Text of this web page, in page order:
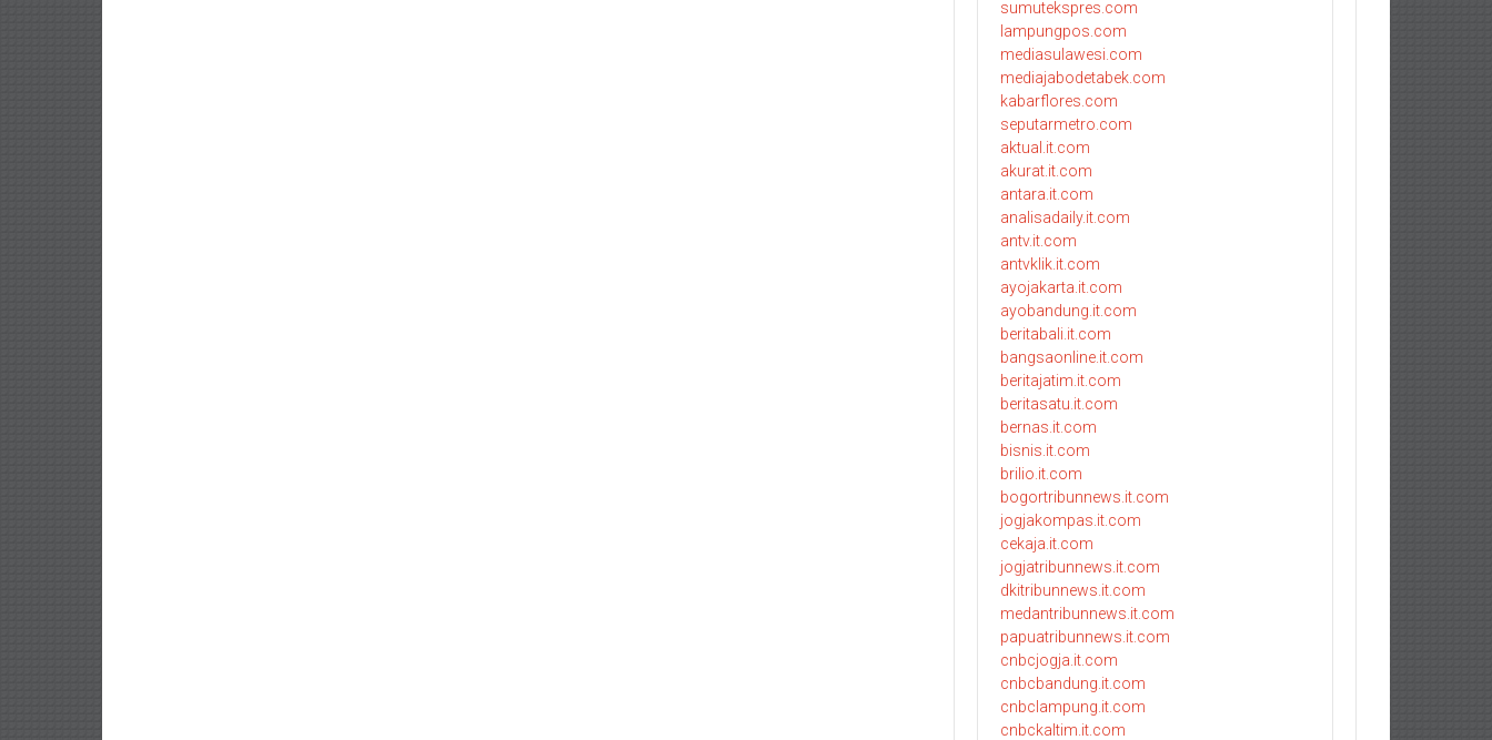
sumutekspres.com
lampungpos.com
mediasulawesi.com
mediajabodetabek.com
kabarflores.com
seputarmetro.com
aktual.it.com
akurat.it.com
antara.it.com
analisadaily.it.com
antv.it.com
antvklik.it.com
ayojakarta.it.com
ayobandung.it.com
beritabali.it.com
bangsaonline.it.com
beritajatim.it.com
beritasatu.it.com
bernas.it.com
bisnis.it.com
brilio.it.com
bogortribunnews.it.com
jogjakompas.it.com
cekaja.it.com
jogjatribunnews.it.com
dkitribunnews.it.com
medantribunnews.it.com
papuatribunnews.it.com
cnbcjogja.it.com
cnbcbandung.it.com
cnbclampung.it.com
cnbckaltim.it.com